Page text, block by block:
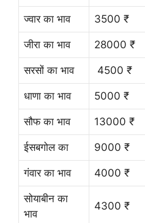
ज्वार का भाव 3500 ₹
जीरा का भाव 28000 ₹
सरसों का भाव 4500 ₹
धाणा का भाव 5000 ₹
सौफ का भाव 13000 ₹
ईसबगोल का 9000 ₹
गंवार का भाव 4000 ₹
सोयाबीन का
भाव
4300 ₹